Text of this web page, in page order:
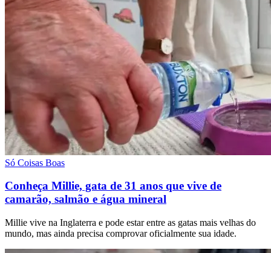
Só Coisas Boas
Conheça Millie, gata de 31 anos que vive de
camarão, salmão e água mineral
Millie vive na Inglaterra e pode estar entre as gatas mais velhas do
mundo, mas ainda precisa comprovar oficialmente sua idade.